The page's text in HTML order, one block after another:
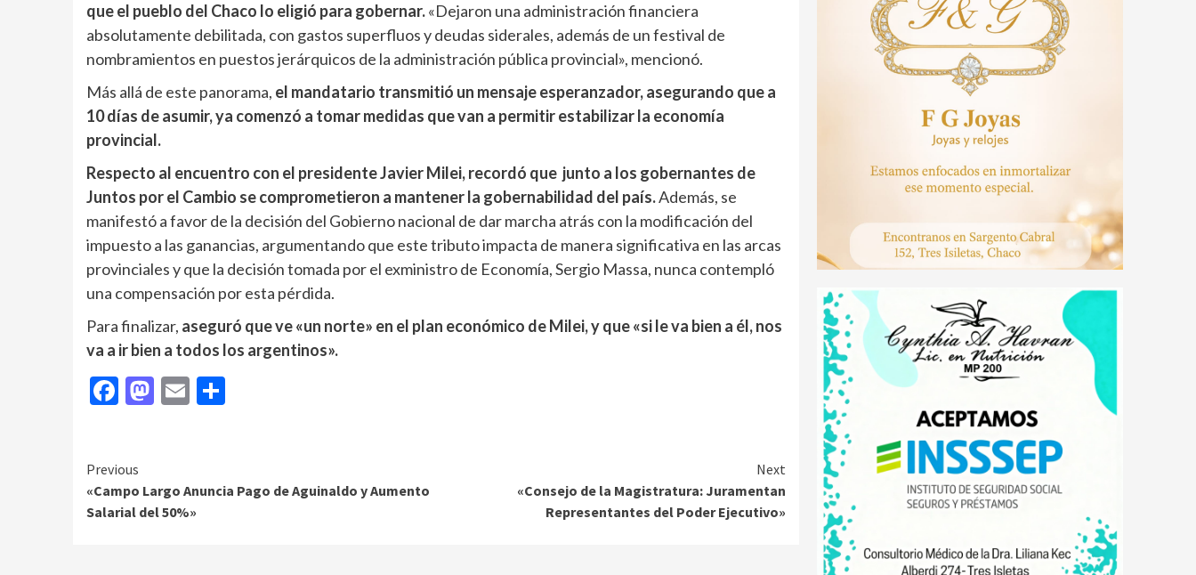
que el pueblo del Chaco lo eligió para gobernar.«Dejaron una administración financiera
absolutamente debilitada, con gastos superfluos y deudas siderales, además de un festival de
nombramientos en puestos jerárquicos de la administración pública provincial», mencionó.
Más allá de este panorama, el mandatario transmitió un mensaje esperanzador, asegurando que a
10 días de asumir, ya comenzó a tomar medidas que van a permitir estabilizar la economía
provincial.
Respecto al encuentro con el presidente Javier Milei, recordó que junto a los gobernantes de
Juntos por el Cambio se comprometieron a mantener la gobernabilidad del país.Además, se
manifestó a favor de la decisión del Gobierno nacional de dar marcha atrás con la modificación del
impuesto a las ganancias, argumentando que este tributo impacta de manera significativa en las arcas
provinciales y que la decisión tomada por el exministro de Economía, Sergio Massa, nunca contempló
una compensación por esta pérdida.
Para finalizar, aseguró que ve «un norte» en el plan económico de Milei, y que «si le va bien a él, nos
va a ir bien a todos los argentinos».
Facebook
Mastodon
Email
Continue
Reading
Previous
«Campo Largo Anuncia Pago de Aguinaldo y Aumento
Salarial del 50%»
Next
«Consejo de la Magistratura: Juramentan
Representantes del Poder Ejecutivo»